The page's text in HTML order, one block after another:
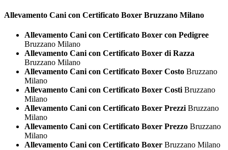
Allevamento Cani con Certificato Boxer Bruzzano Milano
Allevamento Cani con Certificato Boxer con Pedigree
Bruzzano Milano
Allevamento Cani con Certificato Boxer di Razza
Bruzzano Milano
Allevamento Cani con Certificato Boxer Costo Bruzzano
Milano
Allevamento Cani con Certificato Boxer Costi Bruzzano
Milano
Allevamento Cani con Certificato Boxer Prezzi Bruzzano
Milano
Allevamento Cani con Certificato Boxer Prezzo Bruzzano
Milano
Allevamento Cani con Certificato Boxer Bruzzano Milano